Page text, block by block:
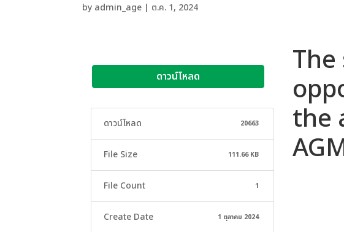
by admin_age | ต.ค. 1, 2024
ดาวน์โหลด
ดาวน์โหลด 20663
File Size 111.66 KB
File Count 1
Create Date 1 ตุลาคม 2024
the